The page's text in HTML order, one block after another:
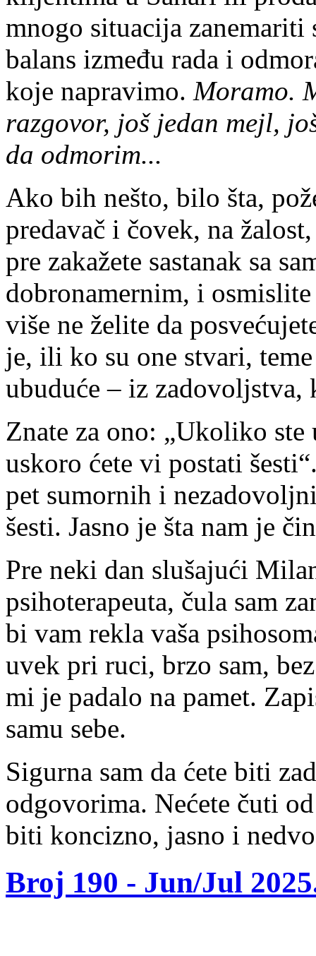
mnogo situacija
balans između rada i
koje napravimo. Moramo.
razgovor, još jedan mejl,
da odmorim...
Ako bih nešto, bilo šta,
predavač i čovek, na
pre zakažete sastanak sa
dobronamernim, i
više ne želite da
je, ili ko su one stvari,
ubuduće – iz
Znate za ono: „Ukoliko
uskoro ćete vi postati
pet sumornih i
šesti. Jasno je šta nam je
Pre neki dan slušajući
psihoterapeuta, čula sam
bi vam rekla vaša
uvek pri ruci, brzo sam,
mi je padalo na pamet.
samu sebe.
Sigurna sam da ćete biti
odgovorima. Nećete čuti
biti koncizno, jasno i
Broj 190 - Jun/Jul